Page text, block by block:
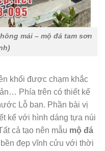
mái – mộ đá tam sơn
khối được chạm khắc
Phía trên có thiết kế
Lỗ ban. Phần bài vị
kế với hình dáng tựa núi
cả tạo nên mẫu mộ đá
đẹp vĩnh cửu với thời